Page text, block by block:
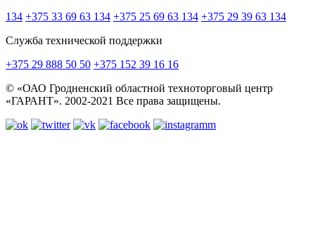
134 +375 33 69 63 134 +375 25 69 63 134 +375 29 39 63 134
Служба технической поддержки
+375 29 888 50 50 +375 152 39 16 16
© «ОАО Гродненский областной техноторговый центр
«ГАРАНТ». 2002-2021 Все права защищены.